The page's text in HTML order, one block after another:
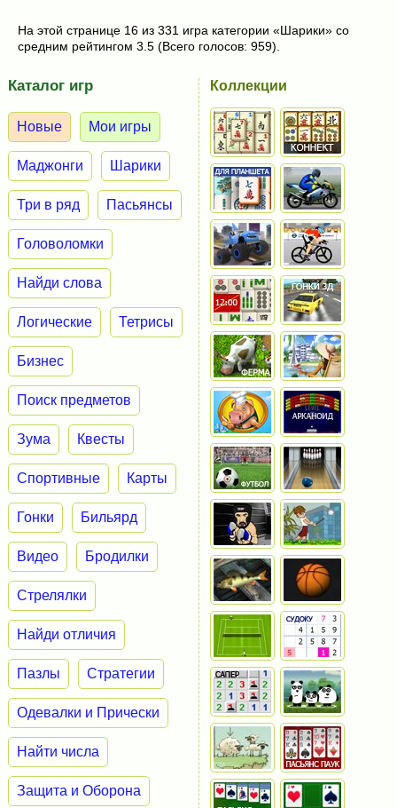
На этой странице 16 из 331 игра категории «Шарики» со
средним рейтингом 3.5 (Всего голосов: 959).
Каталог игр
Новые Мои игры
Маджонги Шарики
Три в ряд Пасьянсы
Головоломки
Найди слова
Логические Тетрисы
Бизнес
Поиск предметов
Зума Квесты
Спортивные Карты
Гонки Бильярд
Видео Бродилки
Стрелялки
Найди отличия
Пазлы Стратегии
Одевалки и Прически
Найти числа
Защита и Оборона
Коллекции